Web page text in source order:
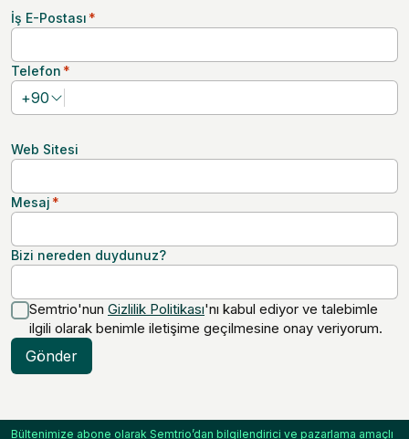
İş E-Postası *
Telefon *
+90
Web Sitesi
Mesaj *
Bizi nereden duydunuz?
Semtrio'nun Gizlilik Politikası'nı kabul ediyor ve talebimle
ilgili olarak benimle iletişime geçilmesine onay veriyorum.
Gönder
Bültenimize abone olarak Semtrio’dan bilgilendirici ve pazarlama amaçlı